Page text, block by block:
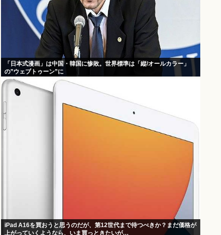
「日本式漫画」は中国・韓国に惨敗。世界標準は「縦/オールカラー」
の”ウェブトゥーン”に
iPad A16を買おうと思うのだが、第12世代まで待つべきか？まだ価格が
上がっていくようなら、いま買っときたいが…